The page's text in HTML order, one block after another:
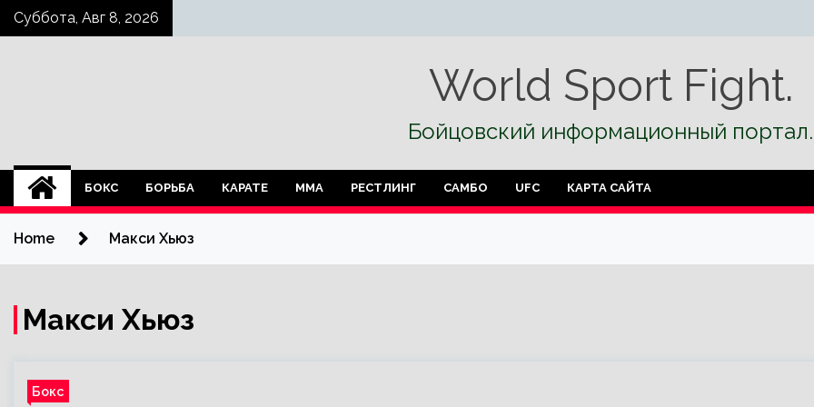
SkipСуббота, Авг 8, 2026
World Sport Fight.
Бойцовский информационный портал.
БОКС БОРЬБА КАРАТЕ ММА РЕСТЛИНГ САМБО UFC КАРТА САЙТА
Home Макси Хьюз
Макси Хьюз
Бокс